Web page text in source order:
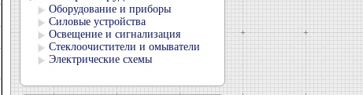
Оборудование и приборы
Силовые устройства
Освещение и сигнализация
Стеклоочистители и омыватели
Электрические схемы